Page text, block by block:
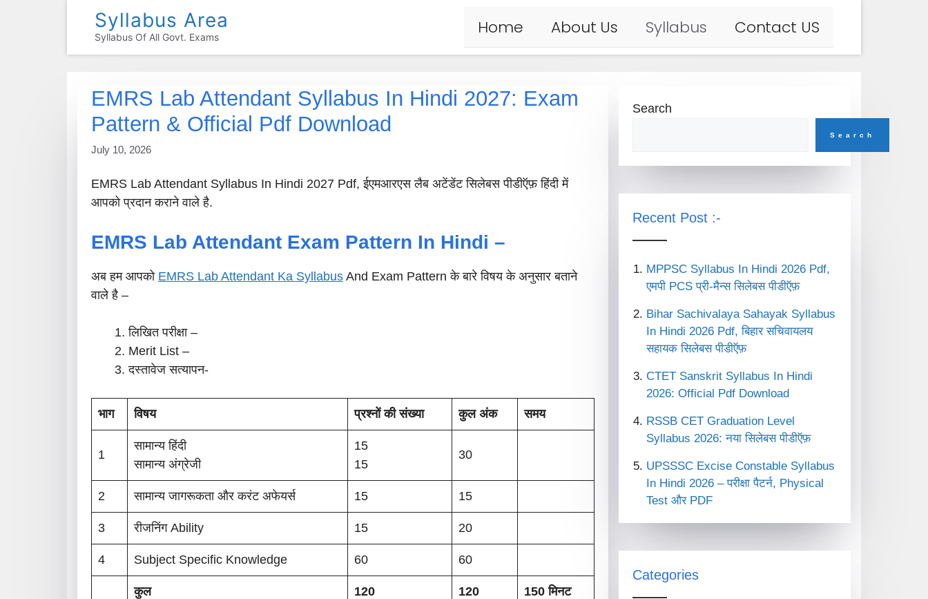
Syllabus Area
Syllabus Of All Govt. Exams Home About Us Syllabus Contact US
EMRS Lab Attendant Syllabus In Hindi 2027: Exam
Pattern & Official Pdf Download
July 10, 2026
EMRS Lab Attendant Syllabus In Hindi 2027 Pdf, ईएमआरएस लैब अटेंडेंट सिलेबस पीडीऍफ़ हिंदी में
आपको प्रदान कराने वाले है.
EMRS Lab Attendant Exam Pattern In Hindi –
अब हम आपको EMRS Lab Attendant Ka Syllabus And Exam Pattern के बारे विषय के अनुसार बताने
वाले है –
लिखित परीक्षा –
Merit List –
दस्तावेज सत्यापन-
भाग विषय प्रश्नों की संख्या कुल अंक समय
1
सामान्य हिंदी
सामान्य अंग्रेजी
15
15
30
2 सामान्य जागरूकता और करंट अफेयर्स 15 15
3 रीजनिंग Ability 15 20
4 Subject Specific Knowledge 60 60
कुल 120 120 150 मिनट
Search
Search
Recent Post :-
MPPSC Syllabus In Hindi 2026 Pdf,
एमपी PCS प्री-मैन्स सिलेबस पीडीऍफ़
Bihar Sachivalaya Sahayak Syllabus
In Hindi 2026 Pdf, बिहार सचिवायलय
सहायक सिलेबस पीडीऍफ़
CTET Sanskrit Syllabus In Hindi
2026: Official Pdf Download
RSSB CET Graduation Level
Syllabus 2026: नया सिलेबस पीडीऍफ़
UPSSSC Excise Constable Syllabus
In Hindi 2026 – परीक्षा पैटर्न, Physical
Test और PDF
Categories